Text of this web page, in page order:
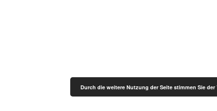
Durch die weitere Nutzung der Seite stimmen Sie